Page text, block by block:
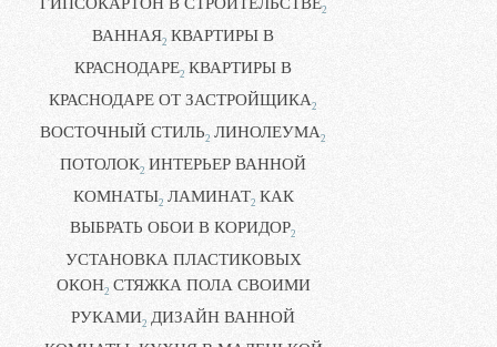
2
ВАННАЯ2 КВАРТИРЫ В
КРАСНОДАРЕ2 КВАРТИРЫ В
КРАСНОДАРЕ ОТ ЗАСТРОЙЩИКА2
ВОСТОЧНЫЙ СТИЛЬ2 ЛИНОЛЕУМА2
ПОТОЛОК2 ИНТЕРЬЕР ВАННОЙ
КОМНАТЫ2 ЛАМИНАТ2 КАК
ВЫБРАТЬ ОБОИ В КОРИДОР2
УСТАНОВКА ПЛАСТИКОВЫХ
ОКОН2 СТЯЖКА ПОЛА СВОИМИ
РУКАМИ2 ДИЗАЙН ВАННОЙ